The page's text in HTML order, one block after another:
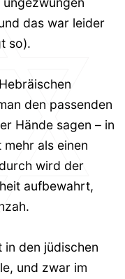
das war leider
so).
den passenden
Hände sagen – in
als einen
wird der
aufbewahrt,
den jüdischen
und zwar im